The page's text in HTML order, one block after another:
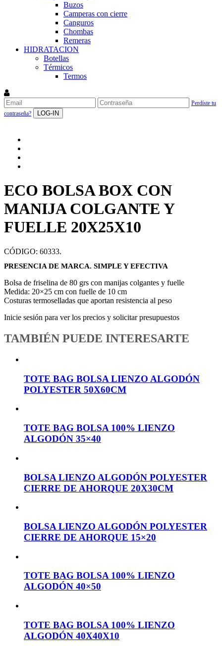
Buzos
Camperas con cierre
Canguros
Chombas
Remeras
HIDRATACION
Botellas
Térmicos
Termos
Perdíste tu
contraseña?
LOG-IN
ECO BOLSA BOX CON
MANIJA COLGANTE Y
FUELLE 20X25X10
CÓDIGO: 60333.
PRESENCIA DE MARCA. SIMPLE Y EFECTIVA
Bolsa de friselina de 80 grs con manijas colgantes y fuelle
Medida: 20×25 cm con fuelle de 10 cm
Costuras termoselladas que aportan resistencia al peso
Inicie sesión para ver los precios y solicitar presupuestos
TAMBIÉN PUEDE INTERESARTE
TOTE BAG BOLSA LIENZO ALGODÓN
POLYESTER 50X60CM
TOTE BAG BOLSA 100% LIENZO
ALGODÓN 35×40
BOLSA LIENZO ALGODÓN POLYESTER
CIERRE DE AHORQUE 20X30CM
BOLSA LIENZO ALGODÓN POLYESTER
CIERRE DE AHORQUE 15×20
TOTE BAG BOLSA 100% LIENZO
ALGODÓN 40×50
TOTE BAG BOLSA 100% LIENZO
ALGODÓN 40X40X10